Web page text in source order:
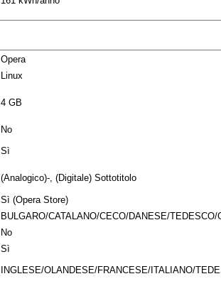
Opera
Linux
4 GB
No
Sì
(Analogico)-, (Digitale) Sottotitolo
Sì (Opera Store)
BULGARO/CATALANO/CECO/DANESE/
No
Sì
INGLESE/OLANDESE/FRANCESE/ITALIANO/